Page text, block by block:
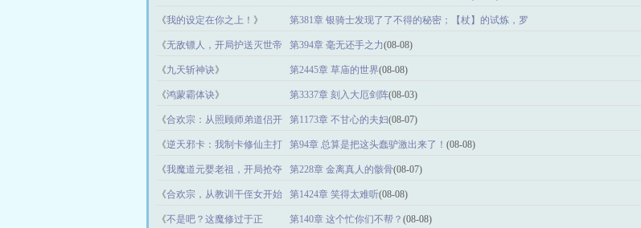
推！》
《我的设定在你之上！ 》
第381章 银骑士发现了了不得的秘密；【杖】的试炼，罗
恩的走后门速通法(08-07)
《无敌镖人，开局护送灭世帝
女！ 》
第394章 毫无还手之力(08-08)
《九天斩神诀》 第2445章 草庙的世界(08-08)
《鸿蒙霸体诀》 第3337章 刻入大厄剑阵(08-03)
《合欢宗：从照顾师弟道侣开
始修仙 》
第1173章 不甘心的夫妇(08-07)
《逆天邪卡：我制卡修仙主打
社死》
第94章 总算是把这头蠢驴激出来了！ (08-08)
《我魔道元婴老祖，开局抢夺
金手指》
第228章 金离真人的骸骨(08-07)
《合欢宗，从教训干侄女开始
长生 》
第1424章 笑得太难听(08-08)
《不是吧？这魔修过于正
第140章 这个忙你们不帮？ (08-08)